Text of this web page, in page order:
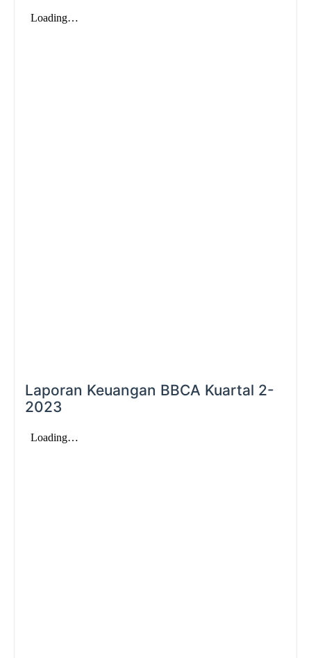
Laporan Keuangan BBCA Kuartal 2-
2023